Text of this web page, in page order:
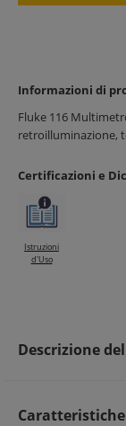
Informazioni di
Fluke 116
retroilluminazione,
Certificazioni e
Istruzioni
d'Uso
Descrizione